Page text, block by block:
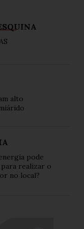
alto
pode
realizar o
no local?